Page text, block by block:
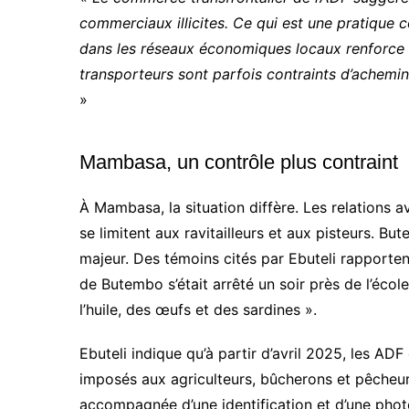
commerciaux illicites. Ce qui est une pratique
dans les réseaux économiques locaux
transporteurs sont parfois contraints
»
Mambasa, un contrôle plus contraint
À Mambasa, la situation diffère. Les relations
se limitent aux ravitailleurs et aux pisteurs.
majeur. Des témoins cités par Ebuteli
de Butembo s’était arrêté un soir près de
l’huile, des œufs et des sardines ».
Ebuteli indique qu’à partir d’avril 2025, les
imposés aux agriculteurs, bûcherons et
accompagnée d’une identification et d’une